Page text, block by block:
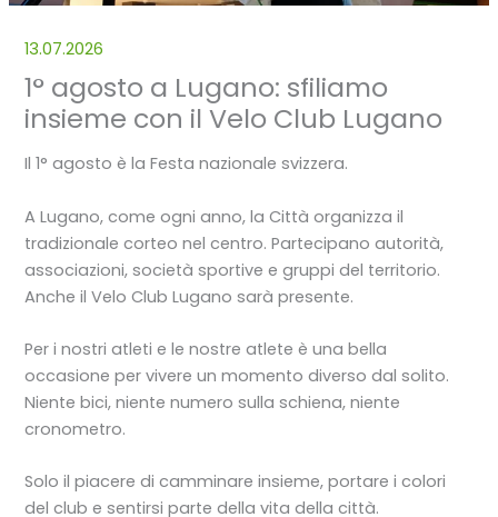
13.07.2026
1° agosto a Lugano: sfiliamo
insieme con il Velo Club Lugano
Il 1° agosto è la Festa nazionale svizzera.
A Lugano, come ogni anno, la Città organizza il
tradizionale corteo nel centro. Partecipano autorità,
associazioni, società sportive e gruppi del territorio.
Anche il Velo Club Lugano sarà presente.
Per i nostri atleti e le nostre atlete è una bella
occasione per vivere un momento diverso dal solito.
Niente bici, niente numero sulla schiena, niente
cronometro.
Solo il piacere di camminare insieme, portare i colori
del club e sentirsi parte della vita della città.